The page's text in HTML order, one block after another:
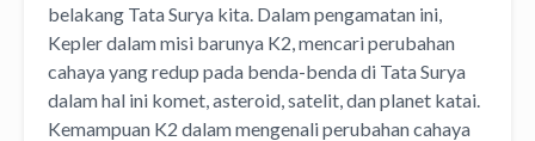
belakang Tata Surya kita. Dalam pengamatan ini,
Kepler dalam misi barunya K2, mencari perubahan
cahaya yang redup pada benda-benda di Tata Surya
dalam hal ini komet, asteroid, satelit, dan planet katai.
Kemampuan K2 dalam mengenali perubahan cahaya